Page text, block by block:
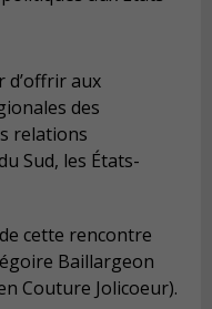
d’offrir aux
des
relations
Sud, les États-
cette rencontre
Baillargeon
Couture Jolicoeur).